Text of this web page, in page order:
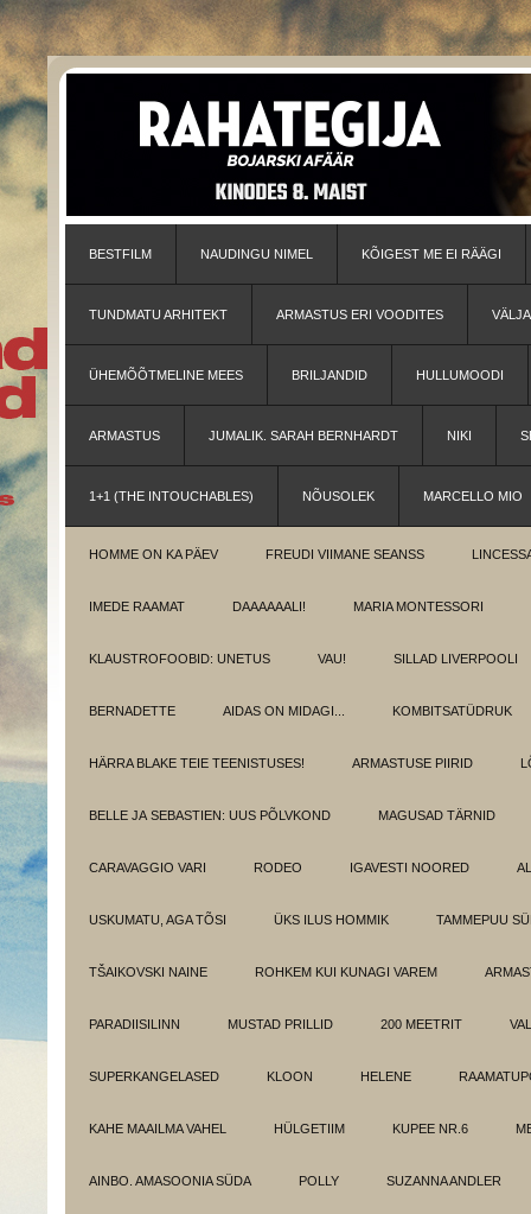
BESTFILM NAUDINGU NIMEL KÕIGEST ME EI RÄÄGI
TUNDMATU ARHITEKT ARMASTUS ERI VOODITES
ÜHEMÕÕTMELINE MEES BRILJANDID HULLUMOODI
ARMASTUS JUMALIK. SARAH BERNHARDT NIKI
1+1 (THE INTOUCHABLES) NÕUSOLEK MARCELLO MIO
HOMME ON KA PÄEV FREUDI VIIMANE SEANSS
IMEDE RAAMAT DAAAAAALI! MARIA MONTESSORI
KLAUSTROFOOBID: UNETUS VAU! SILLAD LIVERPOOLI
BERNADETTE AIDAS ON MIDAGI... KOMBITSATÜDRUK
HÄRRA BLAKE TEIE TEENISTUSES! ARMASTUSE PIIRID
BELLE JA SEBASTIEN: UUS PÕLVKOND MAGUSAD TÄRNID
CARAVAGGIO VARI RODEO IGAVESTI NOORED
USKUMATU, AGA TÕSI ÜKS ILUS HOMMIK TAMMEPUU
TŠAIKOVSKI NAINE ROHKEM KUI KUNAGI VAREM
PARADIISILINN MUSTAD PRILLID 200 MEETRIT
SUPERKANGELASED KLOON HELENE
KAHE MAAILMA VAHEL HÜLGETIIM KUPEE NR.6
AINBO. AMASOONIA SÜDA POLLY SUZANNA ANDLER